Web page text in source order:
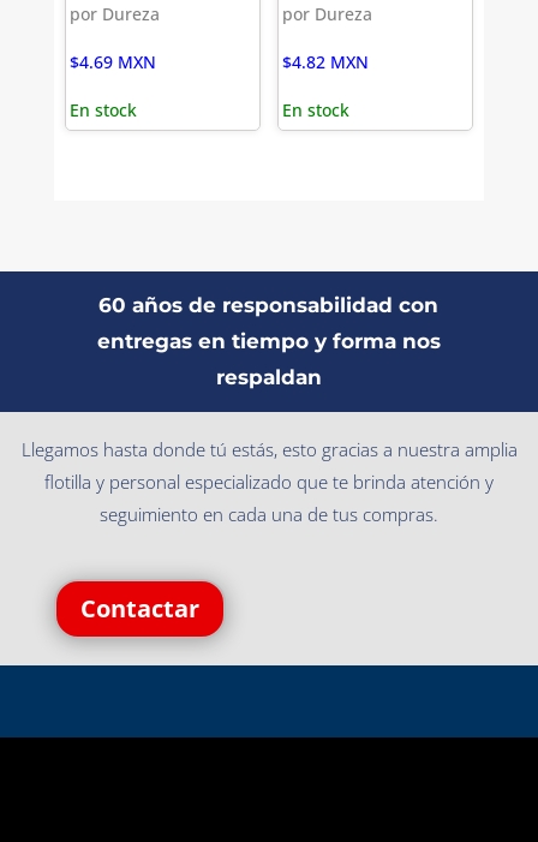
por Dureza
$4.69 MXN
En stock
por Dureza
$4.82 MXN
En stock
60 años de responsabilidad con
entregas en tiempo y forma nos
respaldan
Llegamos hasta donde tú estás, esto gracias a nuestra amplia
flotilla y personal especializado que te brinda atención y
seguimiento en cada una de tus compras.
Contactar